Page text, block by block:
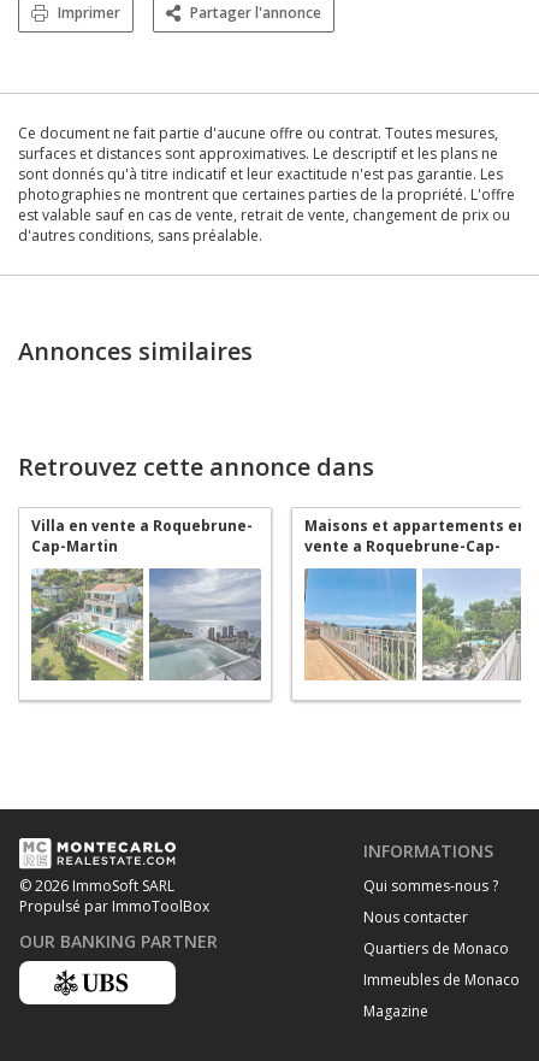
Imprimer Partager l'annonce
Ce document ne fait partie d'aucune offre ou contrat. Toutes mesures,
surfaces et distances sont approximatives. Le descriptif et les plans ne
sont donnés qu'à titre indicatif et leur exactitude n'est pas garantie. Les
photographies ne montrent que certaines parties de la propriété. L'offre
est valable sauf en cas de vente, retrait de vente, changement de prix ou
d'autres conditions, sans préalable.
Annonces similaires
Retrouvez cette annonce dans
Villa en vente a Roquebrune-
Cap-Martin
Maisons et appartements en
vente a Roquebrune-Cap-
Martin
© 2026 ImmoSoft SARL
Propulsé par ImmoToolBox
OUR BANKING PARTNER
INFORMATIONS
Qui sommes-nous ?
Nous contacter
Quartiers de Monaco
Immeubles de Monaco
Magazine